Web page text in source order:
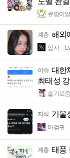
큐땁이알
계층 해외
입사
이슈 대한
최태성
슬기로움
지식 거울
마검귀
계층 태풍